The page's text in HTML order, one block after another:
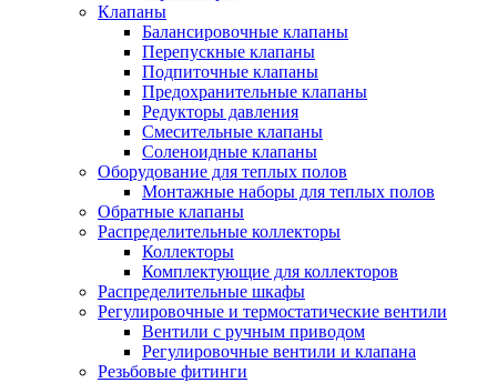
Клапаны
Балансировочные клапаны
Перепускные клапаны
Подпиточные клапаны
Предохранительные клапаны
Редукторы давления
Смесительные клапаны
Соленоидные клапаны
Оборудование для теплых полов
Монтажные наборы для теплых полов
Обратные клапаны
Распределительные коллекторы
Коллекторы
Комплектующие для коллекторов
Распределительные шкафы
Регулировочные и термостатические вентили
Вентили с ручным приводом
Регулировочные вентили и клапана
Резьбовые фитинги